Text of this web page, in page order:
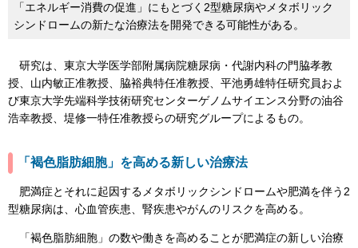
「エネルギー消費の促進」にもとづく2型糖尿病やメタボリック
シンドロームの新たな治療法を開発できる可能性がある。
研究は、東京大学医学部附属病院糖尿病・代謝内科の門脇孝教
授、山内敏正准教授、脇裕典特任准教授、平池勇雄特任研究員およ
び東京大学先端科学技術研究センターゲノムサイエンス分野の油谷
浩幸教授、堤修一特任准教授らの研究グループによるもの。
「褐色脂肪細胞」を高める新しい治療法
肥満症とそれに起因するメタボリックシンドロームや肥満を伴う2
型糖尿病は、心血管疾患、腎疾患やがんのリスクを高める。
「褐色脂肪細胞」の数や働きを高めることが肥満症の新しい治療